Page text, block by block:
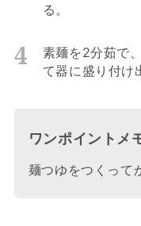
る。
素麺を2分茹で
て器に盛り付け
ワンポイントメ
麺つゆをつくって